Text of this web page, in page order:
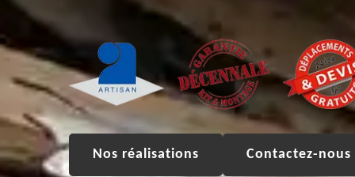
Nos réalisations Contactez-nous